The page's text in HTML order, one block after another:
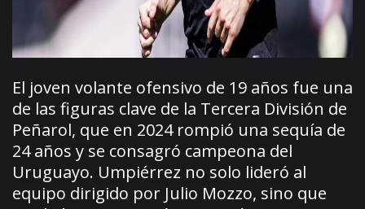
El joven volante ofensivo de 19 años fue una
de las figuras clave de la Tercera División de
Peñarol, que en 2024 rompió una sequía de
24 años y se consagró campeona del
Uruguayo. Umpiérrez no solo lideró al
equipo dirigido por Julio Mozzo, sino que